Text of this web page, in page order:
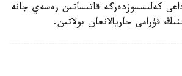
كەلىسسوزدەرگە قاتىساتىن رەسەي جانە
قۇرامى جاريالانعان بولاتىن.